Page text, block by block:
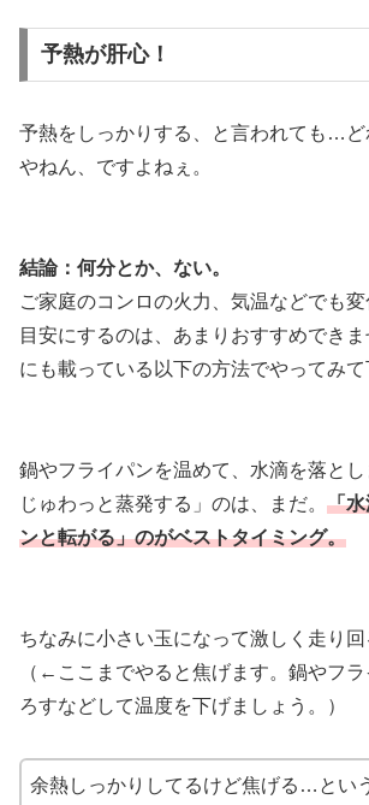
予熱が肝心！
予熱をしっかりする、と言われても…ど
やねん、ですよねぇ。
結論：何分とか、ない。
ご家庭のコンロの火力、気温などでも
目安にするのは、あまりおすすめでき
にも載っている以下の方法でやってみて
鍋やフライパンを温めて、水滴を落と
じゅわっと蒸発する」のは、まだ。 「
ンと転がる」のがベストタイミング。
ちなみに小さい玉になって激しく走り回
（←ここまでやると焦げます。鍋やフ
ろすなどして温度を下げましょう。）
余熱しっかりしてるけど焦げる…とい